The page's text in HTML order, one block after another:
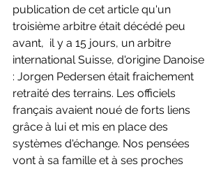
publication de cet article qu'un
troisième arbitre était décédé peu
avant,  il y a 15 jours, un arbitre
international Suisse, d'origine Danoise
: Jorgen Pedersen était fraichement
retraité des terrains. Les officiels
français avaient noué de forts liens
grâce à lui et mis en place des
systèmes d'échange. Nos pensées
vont à sa famille et à ses proches